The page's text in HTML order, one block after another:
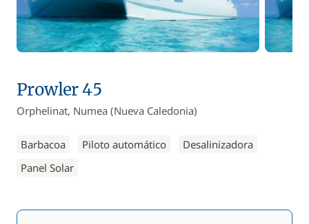
Prowler 45
Orphelinat, Numea (Nueva Caledonia)
Barbacoa Piloto automático
Desalinizadora
Panel Solar